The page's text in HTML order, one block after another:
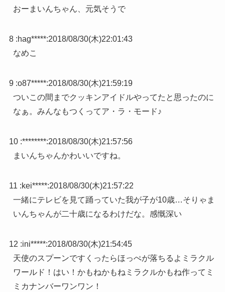
おーまいんちゃん、元気そうで
8 :hag*****:2018/08/30(木)22:01:43
なめこ
9 :o87*****:2018/08/30(木)21:59:19
ついこの間までクッキンアイドルやってたと思ったのに
なぁ。みんなもつくってア・ラ・モード♪
10 :********:2018/08/30(木)21:57:56
まいんちゃんかわいいですね。
11 :kei*****:2018/08/30(木)21:57:22
一緒にテレビを見て踊っていた我が子が10歳…そりゃま
いんちゃんが二十歳になるわけだな。感慨深い
12 :ini*****:2018/08/30(木)21:54:45
天使のスプーンですくったらほっぺが落ちるよミラクル
ワールド！はい！かもねかもねミラクルかもね作ってミ
ミカナンバーワンワン！